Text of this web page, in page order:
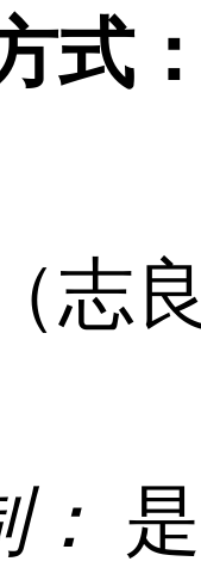
式
志
是